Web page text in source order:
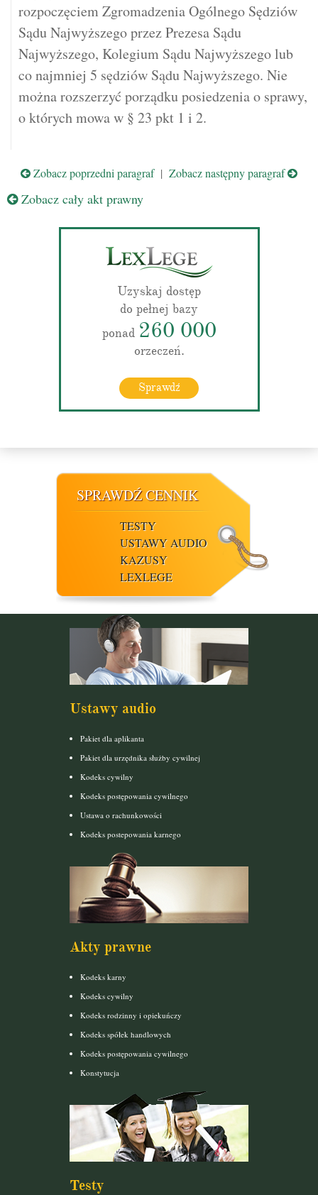
rozpoczęciem Zgromadzenia Ogólnego Sędziów
Sądu Najwyższego przez Prezesa Sądu
Najwyższego, Kolegium Sądu Najwyższego lub
co najmniej 5 sędziów Sądu Najwyższego. Nie
można rozszerzyć porządku posiedzenia o sprawy,
o których mowa w § 23 pkt 1 i 2.
Zobacz poprzedni paragraf| Zobacz następny paragraf
Zobacz cały akt prawny
Uzyskaj dostęp
do pełnej bazy
ponad 260 000
orzeczeń.
Sprawdź
SPRAWDŹ CENNIK
TESTY
USTAWY AUDIO
KAZUSY
LEXLEGE
Ustawy audio
Pakiet dla aplikanta
Pakiet dla urzędnika służby cywilnej
Kodeks cywilny
Kodeks postępowania cywilnego
Ustawa o rachunkowości
Kodeks postepowania karnego
Akty prawne
Kodeks karny
Kodeks cywilny
Kodeks rodzinny i opiekuńczy
Kodeks spółek handlowych
Kodeks postępowania cywilnego
Konstytucja
Testy